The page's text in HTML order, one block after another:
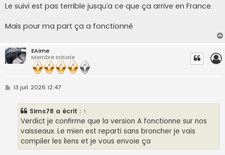
Le suivi est pas terrible jusqu’a ce que ça arrive en France.
Mais pour ma part ça a fonctionné
EAime
Membre Initiale
M
13 juil. 2026 12:47
Sims78 a écrit : ↑
Verdict je confirme que la version A fonctionne sur nos
vaisseaux. Le mien est reparti sans broncher je vais
compiler les liens et je vous envoie ça